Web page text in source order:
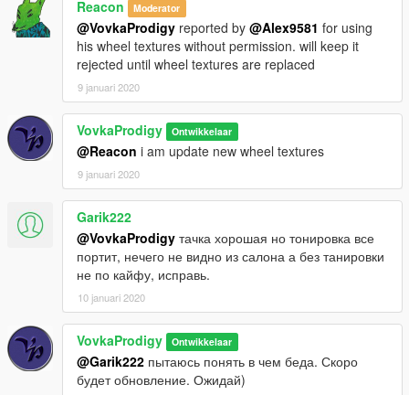
Reacon Moderator
@VovkaProdigy reported by @Alex9581 for using
his wheel textures without permission. will keep it
rejected until wheel textures are replaced
9 januari 2020
VovkaProdigy Ontwikkelaar
@Reacon i am update new wheel textures
9 januari 2020
Garik222
@VovkaProdigy тачка хорошая но тонировка все
портит, нечего не видно из салона а без танировки
не по кайфу, исправь.
10 januari 2020
VovkaProdigy Ontwikkelaar
@Garik222 пытаюсь понять в чем беда. Скоро
будет обновление. Ожидай)